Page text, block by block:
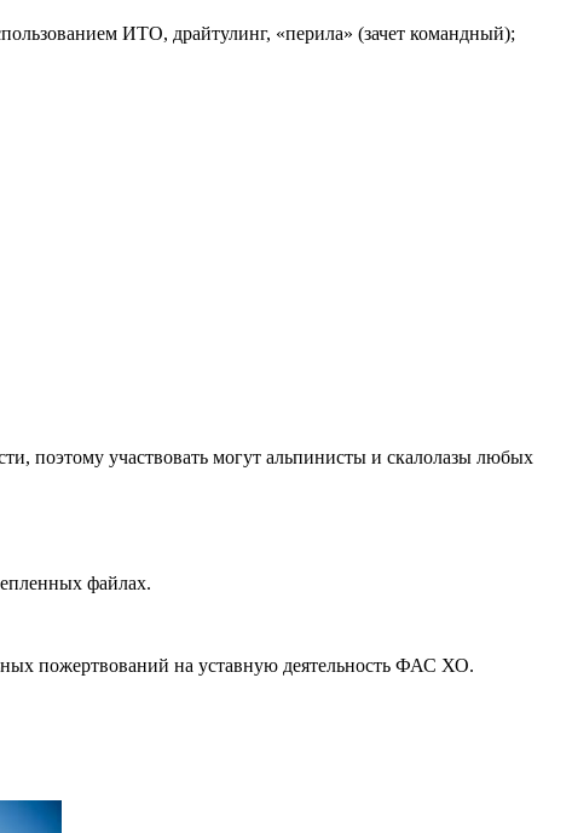
ИТО, драйтулинг, «перила» (зачет командный);
поэтому участвовать могут альпинисты и скалолазы любых
файлах.
пожертвований на уставную деятельность ФАС ХО.